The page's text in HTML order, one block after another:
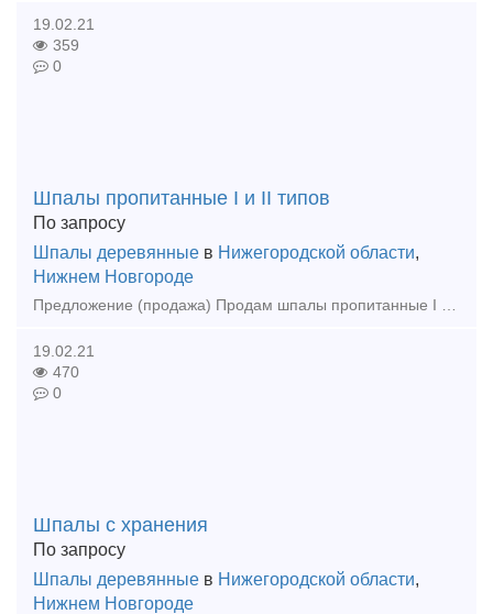
19.02.21
359
0
Шпалы пропитанные I и II типов
По запросу
Шпалы деревянные в Нижегородской области,
Нижнем Новгороде
19.02.21
470
0
Шпалы с хранения
По запросу
Шпалы деревянные в Нижегородской области,
Нижнем Новгороде